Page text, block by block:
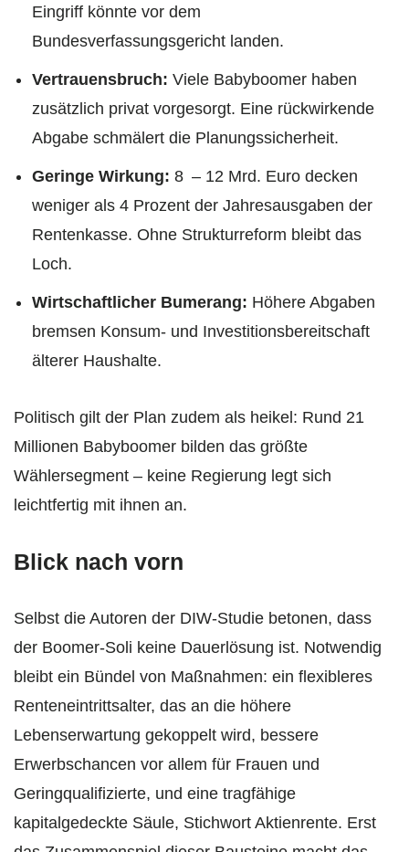
Eingriff könnte vor dem
Bundesverfassungsgericht landen.
Vertrauensbruch: Viele Babyboomer haben
zusätzlich privat vorgesorgt. Eine rückwirkende
Abgabe schmälert die Planungssicherheit.
Geringe Wirkung: 8 – 12 Mrd. Euro decken
weniger als 4 Prozent der Jahresausgaben der
Rentenkasse. Ohne Strukturreform bleibt das
Loch.
Wirtschaftlicher Bumerang: Höhere Abgaben
bremsen Konsum‑ und Investitionsbereitschaft
älterer Haushalte.
Politisch gilt der Plan zudem als heikel: Rund 21
Millionen Babyboomer bilden das größte
Wählersegment – keine Regierung legt sich
leichtfertig mit ihnen an.
Blick nach vorn
Selbst die Autoren der DIW‑Studie betonen, dass
der Boomer‑Soli keine Dauerlösung ist. Notwendig
bleibt ein Bündel von Maßnahmen: ein flexibleres
Renten­eintrittsalter, das an die höhere
Lebenserwartung gekoppelt wird, bessere
Erwerbschancen vor allem für Frauen und
Geringqualifizierte, und eine tragfähige
kapitalgedeckte Säule, Stichwort Aktienrente. Erst